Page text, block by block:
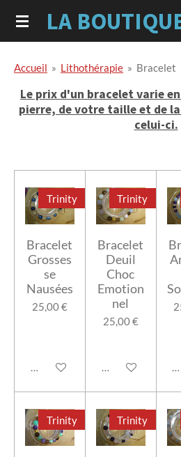
Passer
au
principal
LA
Accueil » Lithothérapie » Bracelet
Le prix d'un bracelet varie
pierre, de votre taille et de
celui-ci.
Trinity
Bracelet
Grosses
se
Nausées
25,00 €
Ajouter au panier
Trinity
Bracelet
Deuil
Choc
Emotion
nel
25,00 €
Ajouter au panier
Trinity Trinity